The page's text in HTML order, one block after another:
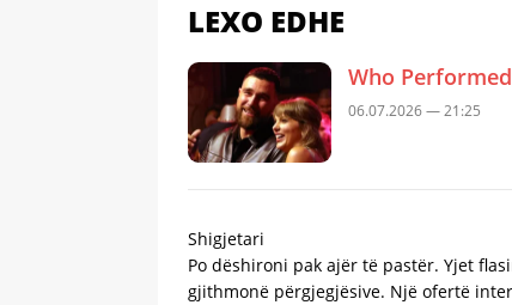
LEXO EDHE
Who
06.07.2026 — 21:25
Shigjetari
Po dëshironi pak ajër të pastër. Yjet
gjithmonë përgjegjësive. Një ofertë